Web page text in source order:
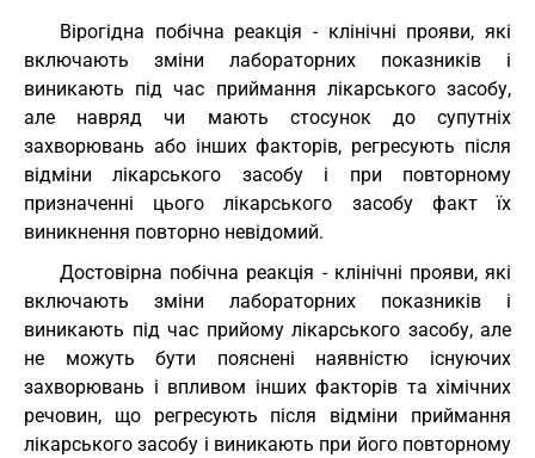
Вірогідна побічна реакція - клінічні прояви, які
включають зміни лабораторних показників і
виникають під час приймання лікарського засобу,
але навряд чи мають стосунок до супутніх
захворювань або інших факторів, регресують після
відміни лікарського засобу і при повторному
призначенні цього лікарського засобу факт їх
виникнення повторно невідомий.
Достовірна побічна реакція - клінічні прояви, які
включають зміни лабораторних показників і
виникають під час прийому лікарського засобу, але
не можуть бути пояснені наявністю існуючих
захворювань і впливом інших факторів та хімічних
речовин, що регресують після відміни приймання
лікарського засобу і виникають при його повторному